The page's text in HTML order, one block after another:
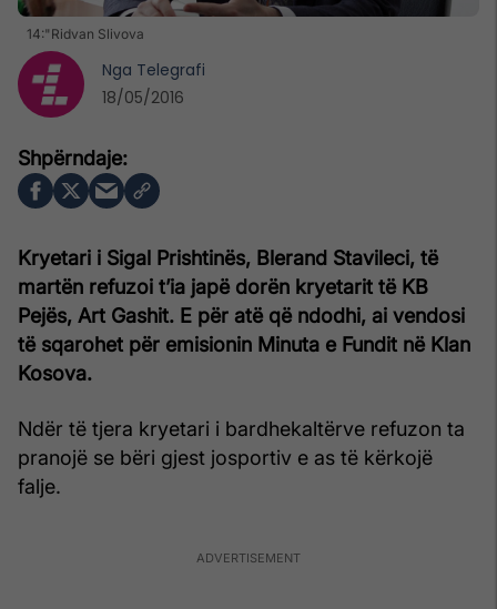
14:"Ridvan Slivova
Kryetari i Sigal Prishtinës, Blerand Stavileci, të
martën refuzoi t’ia japë dorën kryetarit të KB
Pejës, Art Gashit. E për atë që ndodhi, ai vendosi
të sqarohet për emisionin Minuta e Fundit në Klan
Kosova.
Ndër të tjera kryetari i bardhekaltërve refuzon ta
pranojë se bëri gjest josportiv e as të kërkojë
falje.
Nga Telegrafi
18/05/2016